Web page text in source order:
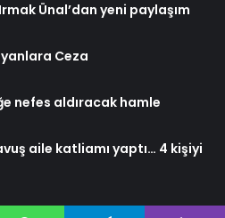
Ünal’dan yeni paylaşım
Ceza
nefes aldıracak hamle
aile katliamı yaptı… 4 kişiyi